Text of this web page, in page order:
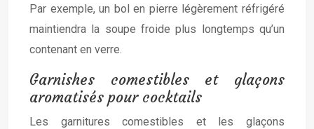
Par exemple, un bol en pierre légèrement réfrigéré
maintiendra la soupe froide plus longtemps qu’un
contenant en verre.
Garnishes comestibles et glaçons
aromatisés pour cocktails
Les garnitures comestibles et les glaçons